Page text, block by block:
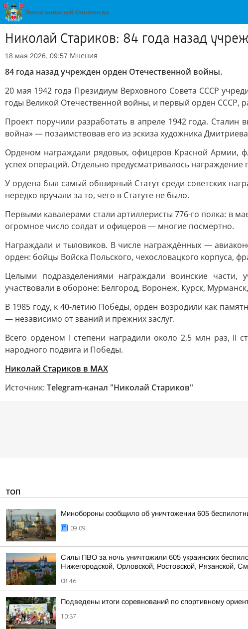
Николай Стариков: 84 года назад
18 мая 2026, 09:57 Мнения
84 года назад учрежден орден Отечественной войны.
20 мая 1942 года Президиум Верховного Совета СССР
годы Великой Отечественной войны, и первый орден СССР,
Проект поручили разработать в апреле 1942 года. Сталин
война» — позаимствовав его из эскиза художника
Орденом награждали рядовых, офицеров Красной Армии,
успех операций. Отдельно предусматривалось награждение
У ордена был самый обширный Статут среди советских
нередко вручали за то, чего в Статуте не было.
Первыми кавалерами стали артиллеристы 776-го полка: в
огромное число солдат и офицеров — многие посмертно.
Награждали и тыловиков. В числе награждённых —
орден: бойцы Войска Польского, чехословацкого корпуса,
Целыми подразделениями награждали воинские
участвовали в обороне: Белгород, Воронеж, Курск,
В 1985 году, к 40-летию Победы, орден возродили как
— независимо от званий и прежних заслуг.
Всего орденом I степени наградили около 2,5 млн раз, II
народного подвига и Победы.
Николай Стариков в MAX
Источник: Telegram-канал "Николай Стариков"
ТОП
Минобороны сообщило об уничтожении 605
09:09
Силы ПВО за ночь уничтожили 605 украинских
Нижегородской, Орловской, Ростовской, Рязанской,
08:46
Подведены итоги соревнований по спортивному
10:37